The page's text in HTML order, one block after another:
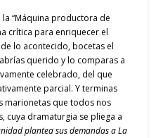
“Máquina productora de
crítica para enriquecer el
lo acontecido, bocetas el
querido y lo comparas a
celebrado, del que
parcial. Y terminas
marionetas que todos nos
cuya dramaturgia se pliega a
plantea sus demandas a La